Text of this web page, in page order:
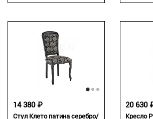
Стул Клето патина серебро/
14 380 ₽
Кресло
20 630